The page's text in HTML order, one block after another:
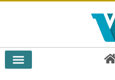
Doorlopende